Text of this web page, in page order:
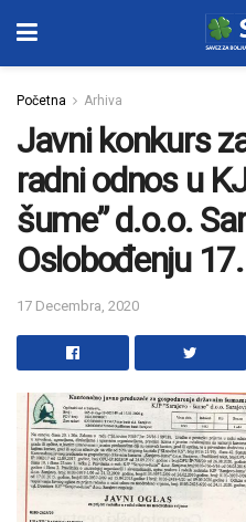
Početna Arhiva
Javni konkurs
radni odnos u
šume” d.o.o.
Oslobođenju
17 Decembra, 2020